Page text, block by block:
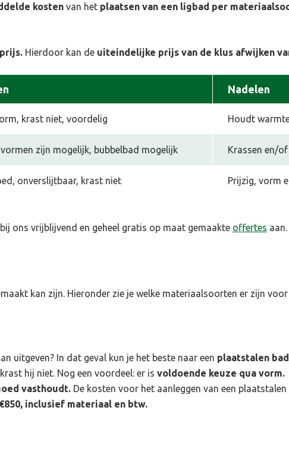
kosten van het plaatsen van een ligbad per
Hierdoor kan de uiteindelijke prijs van de klus afwijken
Nadelen
krast niet, voordelig Houdt
zijn mogelijk, bubbelbad mogelijk Krassen en/
onverslijtbaar, krast niet Prijzig, vorm
ons vrijblijvend en geheel gratis op maat gemaakte offertes aan.
kan zijn. Hieronder zie je welke materiaalsoorten er zijn
uitgeven? In dat geval kun je het beste naar een plaatstalen bad
hij niet. Nog een voordeel: er is voldoende keuze qua vorm.
vasthoudt. De kosten voor het aanleggen van een
inclusief materiaal en btw.